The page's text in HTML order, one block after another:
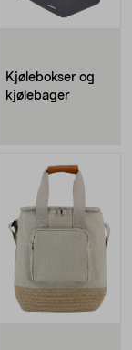
Kjølebokser og
kjølebager